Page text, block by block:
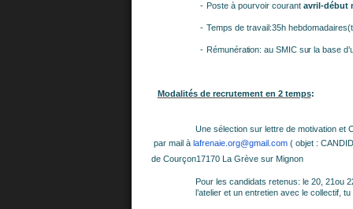
- Poste à pourvoir courantavril-début
- Temps de travail:35h
- Rémunération: au SMICsurlabase
Modalités de recrutement en 2 temps:
Une sélection sur lettre de motivation et
par mail à lafrenaie.org@gmail.com ( objet :
de Courçon17170 La Grève sur Mignon
Pour les candidats retenus: le 20, 21ou
l’atelier et un entretien avec le collectif,